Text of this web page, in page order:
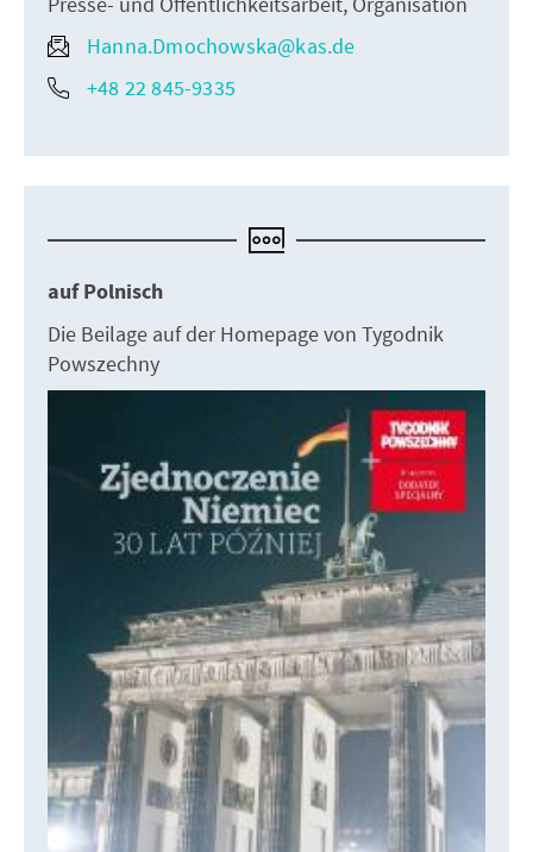
Hanna.Dmochowska@kas.de
+48 22 845-9335
auf Polnisch
Die Beilage auf der Homepage von Tygodnik
Powszechny